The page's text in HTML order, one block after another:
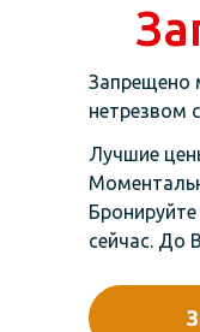
Запрещено
нетрезвом
Лучшие
сейчас. До